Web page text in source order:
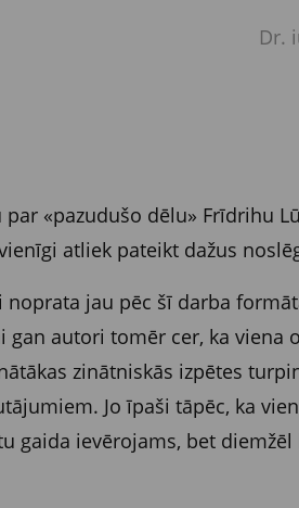
Dr.
par «pazudušo dēlu» Frīdrihu
atliek pateikt dažus
noprata jau pēc šī darba
gan autori tomēr cer, ka
zinātniskās izpētes
Jo īpaši tāpēc, ka
gaida ievērojams, bet